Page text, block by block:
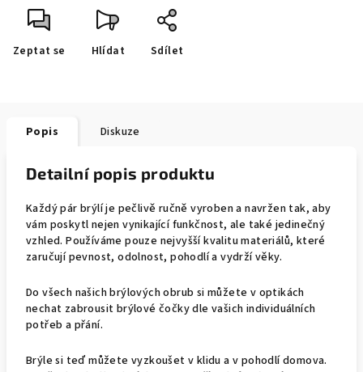
Zeptat se Hlídat Sdílet
Popis Diskuze
Detailní popis produktu
Každý pár brýlí je pečlivě ručně vyroben a navržen tak, aby
vám poskytl nejen vynikající funkčnost, ale také jedinečný
vzhled.Používáme pouze nejvyšší kvalitu materiálů, které
zaručují pevnost, odolnost, pohodlí a vydrží věky.
Do všech našich brýlových obrub si můžete v optikách
nechat zabrousit brýlové čočky dle vašich individuálních
potřeb a přání.
Brýle si teď můžete vyzkoušet v klidu a v pohodlí domova.